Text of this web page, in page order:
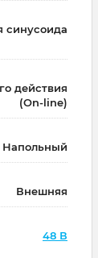
синусоида
действия
(On-line)
Напольный
Внешняя
48 В